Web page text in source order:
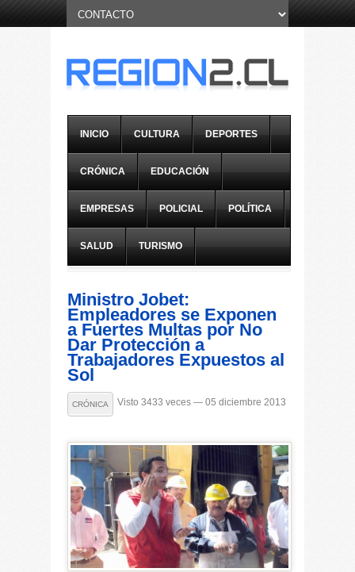
INICIO CULTURA DEPORTES
CRÓNICA EDUCACIÓN
EMPRESAS POLICIAL POLÍTICA
SALUD TURISMO
Ministro Jobet:
Empleadores se Exponen
a Fuertes Multas por No
Dar Protección a
Trabajadores Expuestos al
Sol
CRÓNICA Visto 3433 veces — 05 diciembre 2013